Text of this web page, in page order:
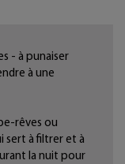
- à punaiser
à une
rêves ou
sert à filtrer et à
la nuit pour